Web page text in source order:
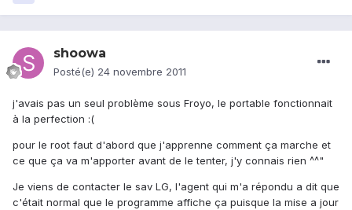
shoowa
Posté(e) 24 novembre 2011
j'avais pas un seul problème sous Froyo, le portable fonctionnait
à la perfection :(
pour le root faut d'abord que j'apprenne comment ça marche et
ce que ça va m'apporter avant de le tenter, j'y connais rien ^^"
Je viens de contacter le sav LG, l'agent qui m'a répondu a dit que
c'était normal que le programme affiche ça puisque la mise a jour